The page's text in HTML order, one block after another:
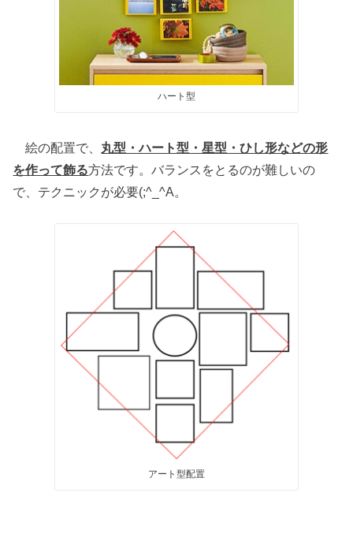
ハート型
絵の配置で、 丸型・ハート型・星型・ひし形などの形
を作って飾る方法です。バランスをとるのが難しいの
で、テクニックが必要(;^_^A。
アート型配置